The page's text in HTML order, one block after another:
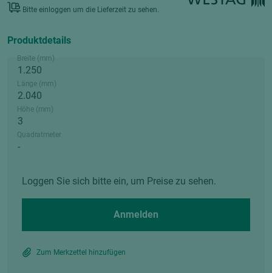
Bitte einloggen um die Lieferzeit zu sehen.
Produktdetails
Breite (mm)
Länge (mm)
Höhe (mm)
Quadratmeter
Loggen Sie sich bitte ein, um Preise zu sehen.
Anmelden
Zum Merkzettel hinzufügen